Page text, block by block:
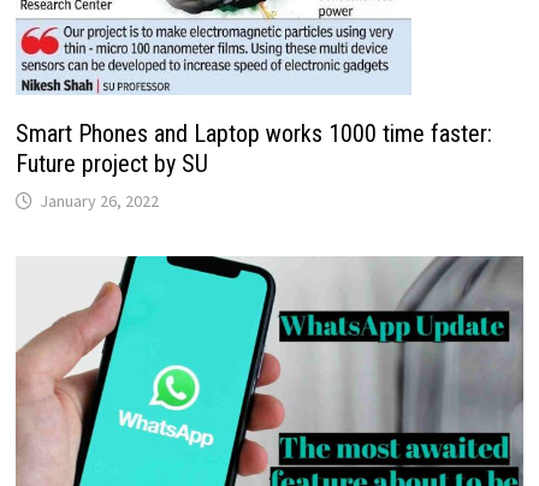
Smart Phones and Laptop works 1000 time faster:
Future project by SU
January 26, 2022